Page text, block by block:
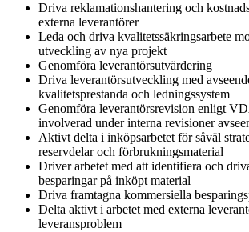
Driva reklamationshantering och
externa leverantörer
Leda och driva kvalitetssäkringsarbete
utveckling av nya projekt
Genomföra leverantörsutvärdering
Driva leverantörsutveckling med
kvalitetsprestanda och ledningssystem
Genomföra leverantörsrevision enligt
involverad under interna revisioner
Aktivt delta i inköpsarbetet för såväl
reservdelar och förbrukningsmaterial
Driver arbetet med att identifiera och
besparingar på inköpt material
Driva framtagna kommersiella
Delta aktivt i arbetet med externa
leveransproblem